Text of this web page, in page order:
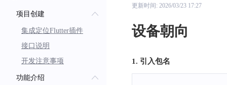
项目创建
集成定位Flutter插件
接口说明
开发注意事项
功能介绍
更新时间: 2026/03/23 17:27
设备朝向
1. 引入包名